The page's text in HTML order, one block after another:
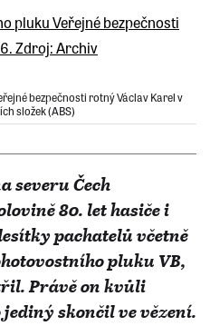
bezpečnosti rotný Václav Karel v
složek (ABS)
severu Čech
80. let hasiče i
pachatelů včetně
pluku VB,
Právě on kvůli
skončil ve vězení.